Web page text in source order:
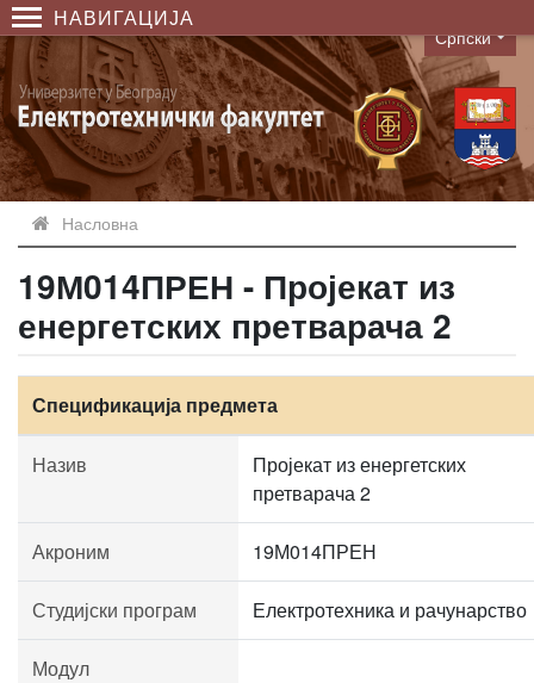
НАВИГАЦИЈА
Language
Српски
Насловна
19М014ПРЕН - Пројекат из
енергетских претварача 2
Спецификација предмета
Назив
Пројекат из енергетских
претварача 2
Акроним 19М014ПРЕН
Студијски програм Електротехника и рачунарство
Модул